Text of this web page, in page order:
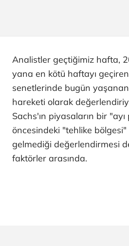
Analistler geçtiğimiz hafta,
yana en kötü haftayı geçiren
senetlerinde bugün
hareketi olarak
Sachs'ın piyasaların bir "ayı
öncesindeki "tehlike
gelmediği değerlendirmesi
faktörler arasında.